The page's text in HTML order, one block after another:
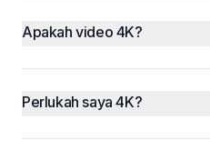
Apakah video 4K?
Perlukah saya 4K?